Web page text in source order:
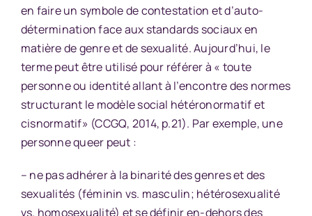
en faire un symbole de contestation et d’auto-
détermination face aux standards sociaux en
matière de genre et de sexualité. Aujourd’hui, le
terme peut être utilisé pour référer à « toute
personne ou identité allant à l’encontre des normes
structurant le modèle social hétéronormatif et
cisnormatif» (CCGQ, 2014, p.21). Par exemple, une
personne queer peut :
– ne pas adhérer à la binarité des genres et des
sexualités (féminin vs. masculin; hétérosexualité
vs. homosexualité) et se définir en-dehors des